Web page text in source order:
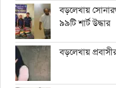
বড়লেখায়
৯৯টি শার্ট উদ্ধার
বড়লেখায়